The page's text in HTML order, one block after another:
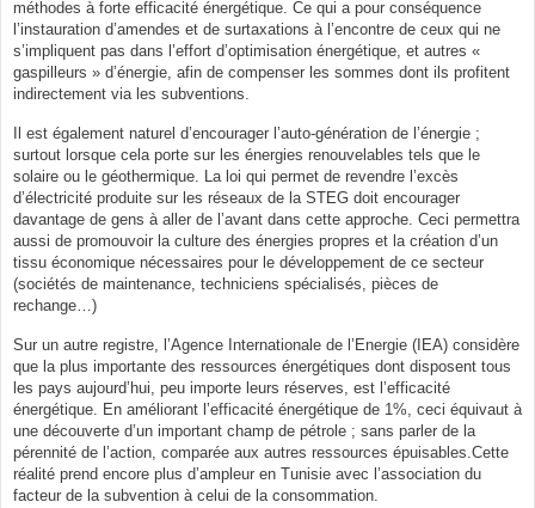
méthodes à forte efficacité énergétique. Ce qui a pour conséquence
l’instauration d’amendes et de surtaxations à l’encontre de ceux qui ne
s’impliquent pas dans l’effort d’optimisation énergétique, et autres «
gaspilleurs » d’énergie, afin de compenser les sommes dont ils profitent
indirectement via les subventions.
Il est également naturel d’encourager l’auto-génération de l’énergie ;
surtout lorsque cela porte sur les énergies renouvelables tels que le
solaire ou le géothermique. La loi qui permet de revendre l’excès
d’électricité produite sur les réseaux de la STEG doit encourager
davantage de gens à aller de l’avant dans cette approche. Ceci permettra
aussi de promouvoir la culture des énergies propres et la création d’un
tissu économique nécessaires pour le développement de ce secteur
(sociétés de maintenance, techniciens spécialisés, pièces de
rechange…)
Sur un autre registre, l’Agence Internationale de l’Energie (IEA) considère
que la plus importante des ressources énergétiques dont disposent tous
les pays aujourd’hui, peu importe leurs réserves, est l’efficacité
énergétique. En améliorant l’efficacité énergétique de 1%, ceci équivaut à
une découverte d’un important champ de pétrole ; sans parler de la
pérennité de l’action, comparée aux autres ressources épuisables.Cette
réalité prend encore plus d’ampleur en Tunisie avec l’association du
facteur de la subvention à celui de la consommation.